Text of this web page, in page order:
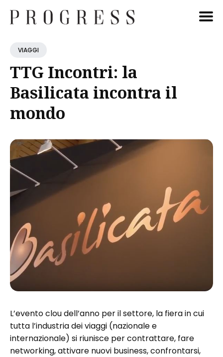
Cerca
VIAGGI
TTG Incontri: la
Basilicata incontra il
mondo
L’evento clou dell’anno per il settore, la fiera in cui
tutta l’industria dei viaggi (nazionale e
internazionale) si riunisce per contrattare, fare
networking, attivare nuovi business, confrontarsi,